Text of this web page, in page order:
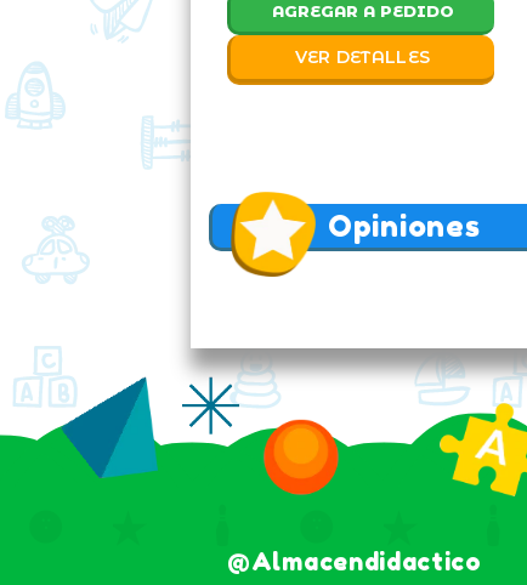
AGREGAR A PEDIDO
VER DETALLES
Opiniones
@almacendidactico